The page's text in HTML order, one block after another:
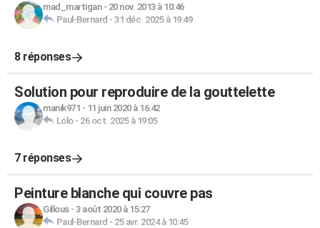
mad_martigan- 20 nov. 2013 à 10:46
Paul-Bernard - 31 déc. 2025 à 19:49
8 réponses
Solution pour reproduire de la gouttelette
manik971 - 11 juin 2020 à 16:42
Lolo- 26 oct. 2025 à 19:05
7 réponses
Peinture blanche qui couvre pas
Gillous- 3 août 2020 à 15:27
Paul-Bernard - 25 avr. 2024 à 10:45